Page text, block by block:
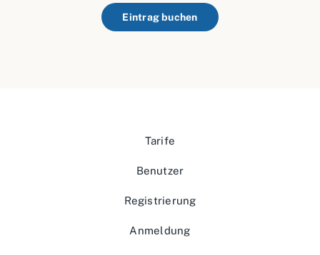
Eintrag buchen
Tarife
Benutzer
Registrierung
Anmeldung